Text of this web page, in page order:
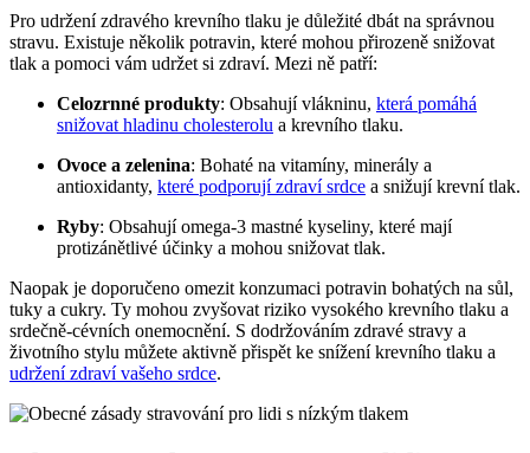
Pro udržení zdravého krevního tlaku je důležité dbát na správnou
stravu. Existuje několik potravin, které mohou přirozeně snižovat
tlak a pomoci vám udržet si zdraví. Mezi ně patří:
Celozrnné produkty: Obsahují vlákninu, která pomáhá
snižovat hladinu cholesterolu a krevního tlaku.
Ovoce a zelenina: Bohaté na vitamíny, minerály a
antioxidanty, které podporují zdraví srdce a snižují krevní tlak.
Ryby: Obsahují omega-3 mastné kyseliny, které mají
protizánětlivé účinky a mohou snižovat tlak.
Naopak je doporučeno omezit konzumaci potravin bohatých na sůl,
tuky a cukry. Ty mohou zvyšovat riziko vysokého krevního tlaku a
srdečně-cévních onemocnění. S dodržováním zdravé stravy a
životního stylu můžete aktivně přispět ke snížení krevního tlaku a
udržení zdraví vašeho srdce.